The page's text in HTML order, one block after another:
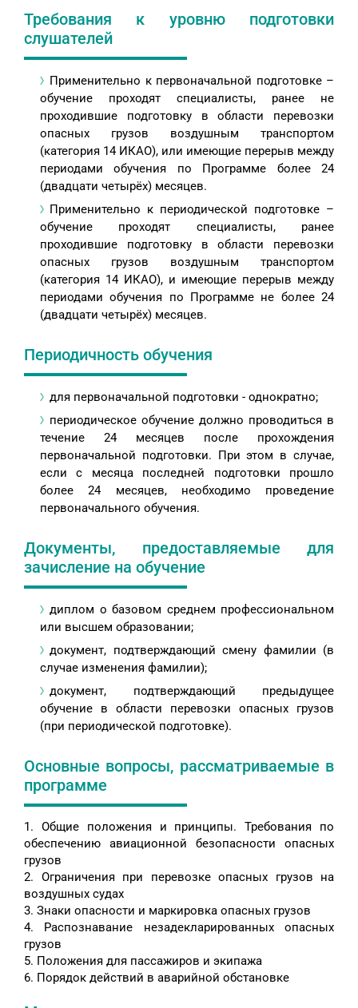
Требования к уровню подготовки
слушателей
Применительно к первоначальной подготовке –
обучение проходят специалисты, ранее не
проходившие подготовку в области перевозки
опасных грузов воздушным транспортом
(категория 14 ИКАО), или имеющие перерыв между
периодами обучения по Программе более 24
(двадцати четырёх) месяцев.
Применительно к периодической подготовке –
обучение проходят специалисты, ранее
проходившие подготовку в области перевозки
опасных грузов воздушным транспортом
(категория 14 ИКАО), и имеющие перерыв между
периодами обучения по Программе не более 24
(двадцати четырёх) месяцев.
Периодичность обучения
для первоначальной подготовки - однократно;
периодическое обучение должно проводиться в
течение 24 месяцев после прохождения
первоначальной подготовки. При этом в случае,
если с месяца последней подготовки прошло
более 24 месяцев, необходимо проведение
первоначального обучения.
Документы, предоставляемые для
зачисление на обучение
диплом о базовом среднем профессиональном
или высшем образовании;
документ, подтверждающий смену фамилии (в
случае изменения фамилии);
документ, подтверждающий предыдущее
обучение в области перевозки опасных грузов
(при периодической подготовке).
Основные вопросы, рассматриваемые в
программе
1. Общие положения и принципы. Требования по
обеспечению авиационной безопасности опасных
грузов
2. Ограничения при перевозке опасных грузов на
воздушных судах
3. Знаки опасности и маркировка опасных грузов
4. Распознавание незадекларированных опасных
грузов
5. Положения для пассажиров и экипажа
6. Порядок действий в аварийной обстановке